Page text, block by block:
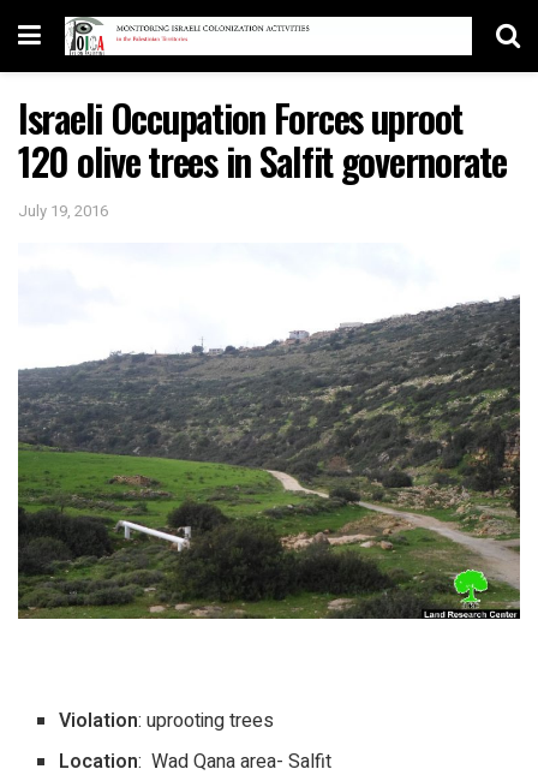
Israeli Occupation Forces uproot
120 olive trees in Salfit governorate
July 19, 2016
Violation: uprooting trees
Location: Wad Qana area- Salfit